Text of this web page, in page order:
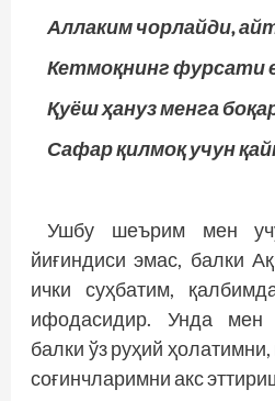
Аллаким чорлайди,
Кетмоқнинг фурсати
Қуёш ҳануз менга
Сафар қилмоқ учун
Ушбу шеърим мен
йиғиндиси эмас, балки
ички суҳбатим,
ифодасидир. Унда мен
балки ўз руҳий
соғинчларимни акс